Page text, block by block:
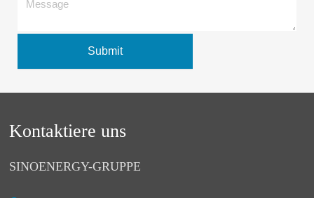
Submit
Kontaktiere uns
SINOENERGY-GRUPPE